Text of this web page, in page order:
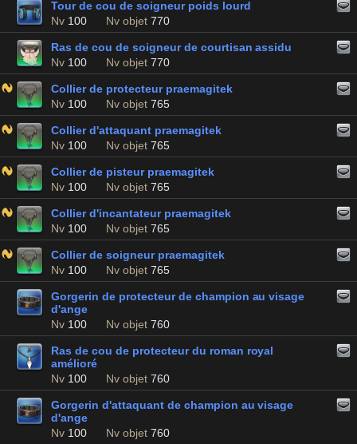
Tour de cou de soigneur poids lourd
Nv 100 Nv objet 770
Ras de cou de soigneur de courtisan assidu
Nv 100 Nv objet 770
Collier de protecteur praemagitek
Nv 100 Nv objet 765
Collier d'attaquant praemagitek
Nv 100 Nv objet 765
Collier de pisteur praemagitek
Nv 100 Nv objet 765
Collier d'incantateur praemagitek
Nv 100 Nv objet 765
Collier de soigneur praemagitek
Nv 100 Nv objet 765
Gorgerin de protecteur de champion au visage
d'ange
Nv 100 Nv objet 760
Ras de cou de protecteur du roman royal
amélioré
Nv 100 Nv objet 760
Gorgerin d'attaquant de champion au visage
d'ange
Nv 100 Nv objet 760